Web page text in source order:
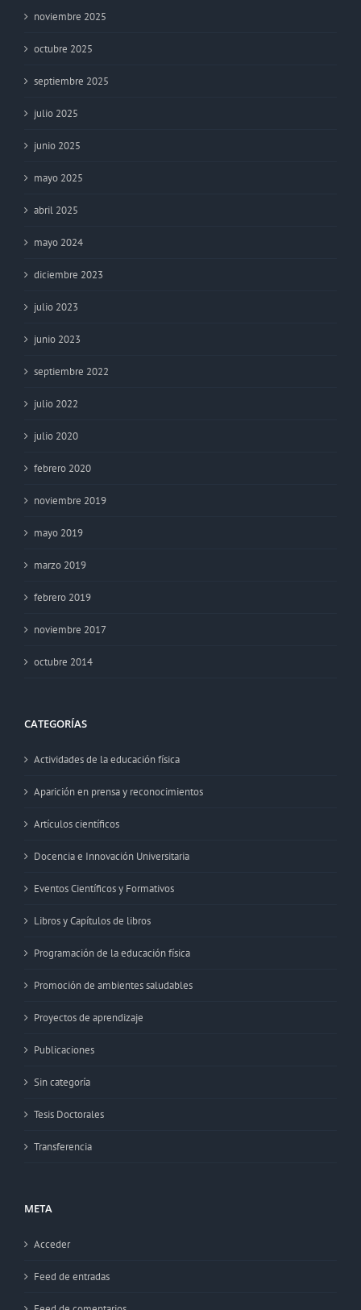
noviembre 2025
octubre 2025
septiembre 2025
julio 2025
junio 2025
mayo 2025
abril 2025
mayo 2024
diciembre 2023
julio 2023
junio 2023
septiembre 2022
julio 2022
julio 2020
febrero 2020
noviembre 2019
mayo 2019
marzo 2019
febrero 2019
noviembre 2017
octubre 2014
CATEGORÍAS
Actividades de la educación física
Aparición en prensa y reconocimientos
Artículos científicos
Docencia e Innovación Universitaria
Eventos Científicos y Formativos
Libros y Capítulos de libros
Programación de la educación física
Promoción de ambientes saludables
Proyectos de aprendizaje
Publicaciones
Sin categoría
Tesis Doctorales
Transferencia
META
Acceder
Feed de entradas